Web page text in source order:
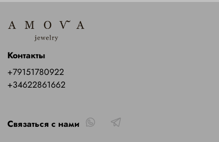
Контакты
+79151780922
+34622861662
Связаться с нами